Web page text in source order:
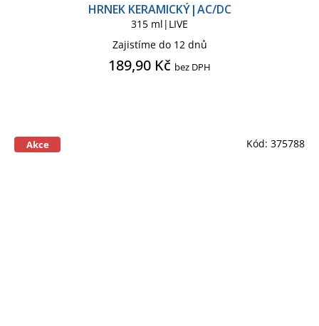
HRNEK KERAMICKÝ|AC/DC
315 ml|LIVE
Zajistíme do 12 dnů
189,90 Kč bez DPH
Akce Kód: 375788